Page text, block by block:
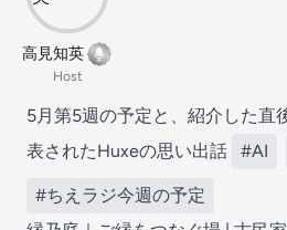
高見知英
Host
5月第5週の予定と、紹介した直
表されたHuxeの思い出話
#AI
#ちえラジ今週の予定